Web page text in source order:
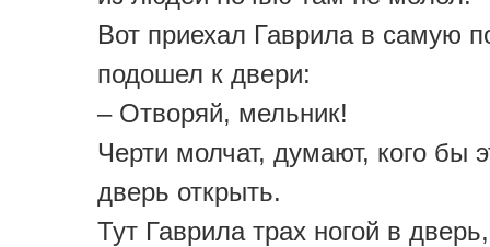
Вот приехал Гаврила в самую
подошел к двери:
– Отворяй, мельник!
Черти молчат, думают, кого бы
дверь открыть.
Тут Гаврила трах ногой в